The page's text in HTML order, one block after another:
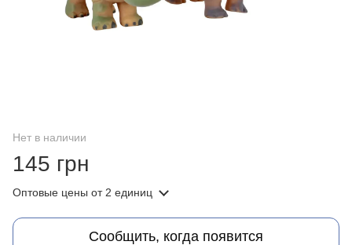
Нет в наличии
145 грн
Оптовые цены от 2 единиц
Сообщить, когда появится